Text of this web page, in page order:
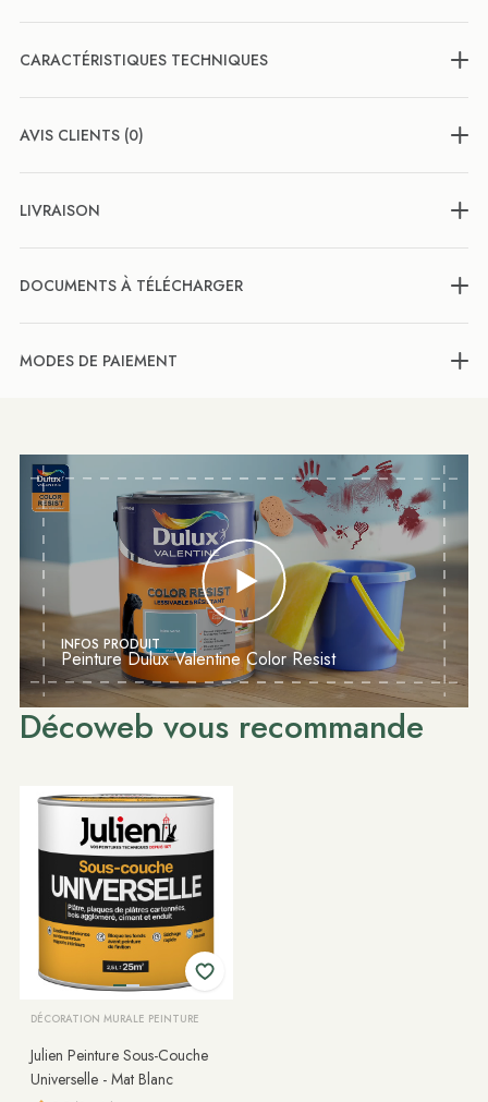
CARACTÉRISTIQUES TECHNIQUES
AVIS CLIENTS (0)
LIVRAISON
DOCUMENTS À TÉLÉCHARGER
MODES DE PAIEMENT
INFOS PRODUIT
Peinture Dulux Valentine Color Resist
Décoweb vous recommande
DÉCORATION MURALE PEINTURE
Julien Peinture Sous-Couche
Universelle - Mat Blanc